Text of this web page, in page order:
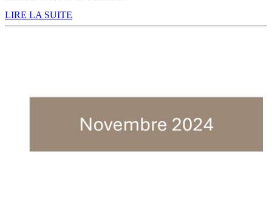
LIRE LA SUITE